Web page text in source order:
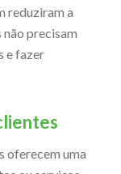
reduziram a
não precisam
e fazer
oferecem uma